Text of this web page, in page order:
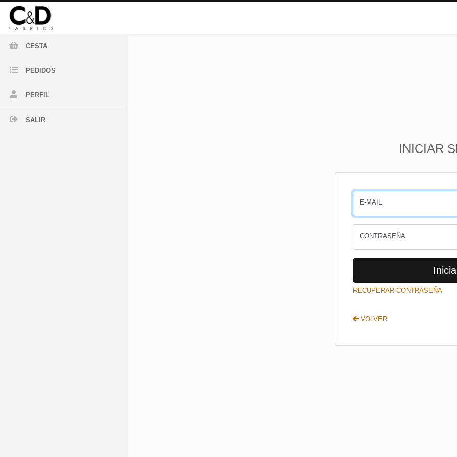
CESTA
PEDIDOS
PERFIL
SALIR
INICIAR
E-MAIL
CONTRASEÑA
RECUPERAR CONTRASEÑA
VOLVER